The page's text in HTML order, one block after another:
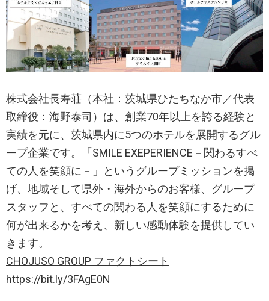
株式会社長寿荘（本社：茨城県ひたちなか市／代表
取締役：海野泰司）は、創業70年以上を誇る経験と
実績を元に、茨城県内に5つのホテルを展開するグル
ープ企業です。「SMILE EXEPERIENCE－関わるすべ
ての人を笑顔に－」というグループミッションを掲
げ、地域そして県外・海外からのお客様、グループ
スタッフと、すべての関わる人を笑顔にするために
何が出来るかを考え、新しい感動体験を提供してい
きます。
CHOJUSO GROUP ファクトシート
https://bit.ly/3FAgE0N